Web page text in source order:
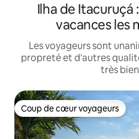
Ilha de Itacuruçá
vacances les
Les voyageurs sont
propreté et d'autres
très
Coup de cœur voyageurs
Coup de cœur voyageurs